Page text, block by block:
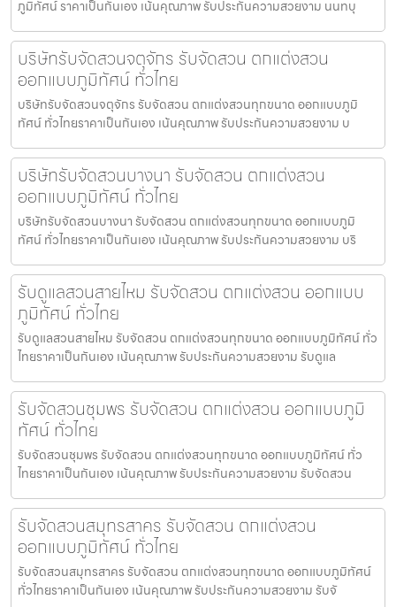
ภูมิทัศน์ ราคาเป็นกันเอง เน้นคุณภาพ รับประกันความสวยงาม นนทบุ
บริษัทรับจัดสวนจตุจักร รับจัดสวน ตกแต่งสวน
ออกแบบภูมิทัศน์ ทั่วไทย
บริษัทรับจัดสวนจตุจักร รับจัดสวน ตกแต่งสวนทุกขนาด ออกแบบภูมิ
ทัศน์ ทั่วไทยราคาเป็นกันเอง เน้นคุณภาพ รับประกันความสวยงาม บ
บริษัทรับจัดสวนบางนา รับจัดสวน ตกแต่งสวน
ออกแบบภูมิทัศน์ ทั่วไทย
บริษัทรับจัดสวนบางนา รับจัดสวน ตกแต่งสวนทุกขนาด ออกแบบภูมิ
ทัศน์ ทั่วไทยราคาเป็นกันเอง เน้นคุณภาพ รับประกันความสวยงาม บริ
รับดูแลสวนสายไหม รับจัดสวน ตกแต่งสวน ออกแบบ
ภูมิทัศน์ ทั่วไทย
รับดูแลสวนสายไหม รับจัดสวน ตกแต่งสวนทุกขนาด ออกแบบภูมิทัศน์ ทั่ว
ไทยราคาเป็นกันเอง เน้นคุณภาพ รับประกันความสวยงาม รับดูแล
รับจัดสวนชุมพร รับจัดสวน ตกแต่งสวน ออกแบบภูมิ
ทัศน์ ทั่วไทย
รับจัดสวนชุมพร รับจัดสวน ตกแต่งสวนทุกขนาด ออกแบบภูมิทัศน์ ทั่ว
ไทยราคาเป็นกันเอง เน้นคุณภาพ รับประกันความสวยงาม รับจัดสวน
รับจัดสวนสมุทรสาคร รับจัดสวน ตกแต่งสวน
ออกแบบภูมิทัศน์ ทั่วไทย
รับจัดสวนสมุทรสาคร รับจัดสวน ตกแต่งสวนทุกขนาด ออกแบบภูมิทัศน์
ทั่วไทยราคาเป็นกันเอง เน้นคุณภาพ รับประกันความสวยงาม รับจั